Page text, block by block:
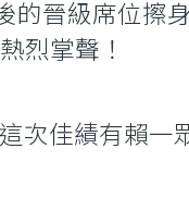
的晉級席位擦
烈掌聲！
次佳績有賴一